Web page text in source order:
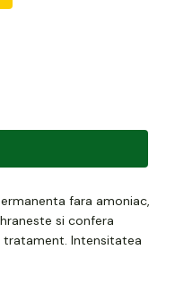
fara amoniac,
si confera
tratament. Intensitatea